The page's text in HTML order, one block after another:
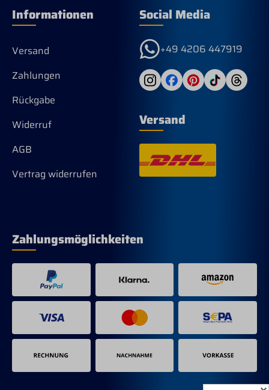
Informationen
Versand
Zahlungen
Rückgabe
Widerruf
AGB
Vertrag widerrufen
Social Media
+49 4206 447919
Versand
Zahlungsmöglichkeiten